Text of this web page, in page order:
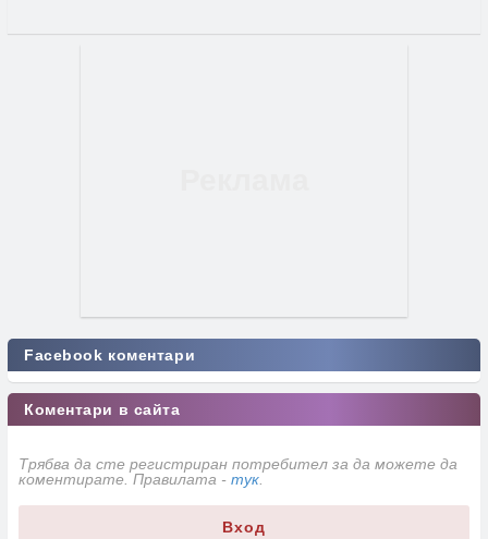
Facebook коментари
Коментари в сайта
Трябва да сте регистриран потребител за да можете да
коментирате. Правилата - тук
Вход